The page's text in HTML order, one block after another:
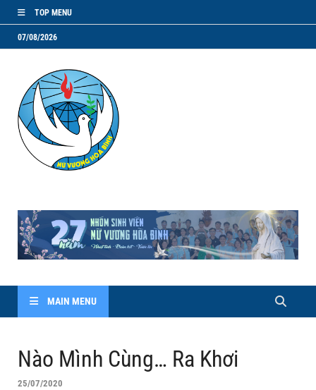
TOP MENU
07/08/2026
MAIN MENU
Nào Mình Cùng… Ra Khơi
25/07/2020